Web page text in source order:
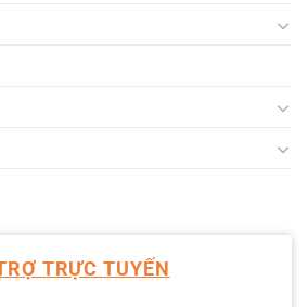
TRỰC TUYẾN